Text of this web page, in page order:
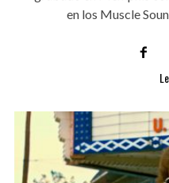
en los Muscle